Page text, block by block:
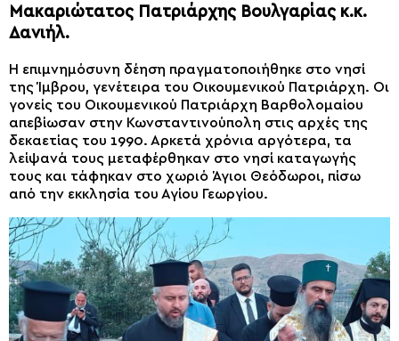
Μακαριώτατος Πατριάρχης Βουλγαρίας κ.κ.
Δανιήλ.
Η επιμνημόσυνη δέηση πραγματοποιήθηκε στο νησί
της Ίμβρου, γενέτειρα του Οικουμενικού Πατριάρχη. Οι
γονείς του Οικουμενικού Πατριάρχη Βαρθολομαίου
απεβίωσαν στην Κωνσταντινούπολη στις αρχές της
δεκαετίας του 1990. Αρκετά χρόνια αργότερα, τα
λείψανά τους μεταφέρθηκαν στο νησί καταγωγής
τους και τάφηκαν στο χωριό Άγιοι Θεόδωροι, πίσω
από την εκκλησία του Αγίου Γεωργίου.